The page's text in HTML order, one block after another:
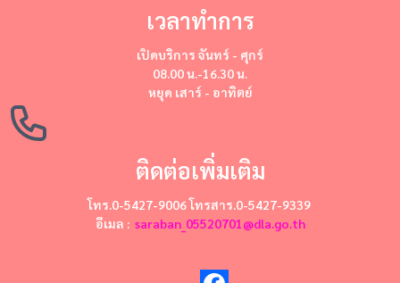
เวลาทำการ
เปิดบริการ จันทร์ - ศุกร์
08.00 น.-16.30 น.
หยุด เสาร์ - อาทิตย์
ติดต่อเพิ่มเติม
โทร.0-5427-9006 โทรสาร.0-5427-9339
อีเมล : saraban_05520701@dla.go.th